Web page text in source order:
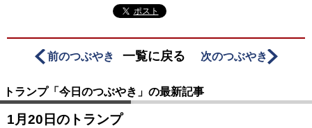
ポスト
前のつぶやき 一覧に戻る 次のつぶやき
トランプ「今日のつぶやき」の最新記事
1月20日のトランプ